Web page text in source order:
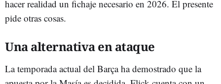
hacer realidad un fichaje necesario en 2026. El presente
pide otras cosas.
Una alternativa en ataque
La temporada actual del Barça ha demostrado que la